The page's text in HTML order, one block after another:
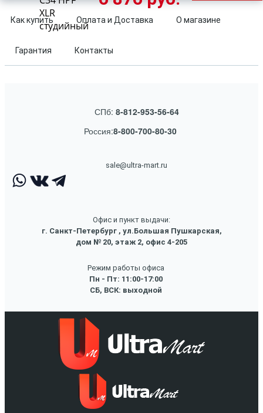
Как купить Оплата и Доставка О магазине
Гарантия Контакты
СПб: 8-812-953-56-64
Россия:8-800-700-80-30
sale@ultra-mart.ru
Офис и пункт выдачи:
г. Санкт-Петербург , ул.Большая Пушкарская,
дом № 20, этаж 2, офис 4-205
Режим работы офиса
Пн - Пт: 11:00-17:00
СБ, ВСК: выходной
XLR
студийный